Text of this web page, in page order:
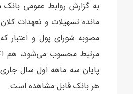
مانده تسهیلات و تعهدات
مصوبه شورای پول و اعتبار
مرتبط محسوب می‌شود، هم
پایان سه ماهه اول سال
هر بانک قابل مشاهده است.